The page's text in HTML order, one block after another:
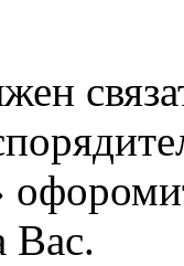
Вас.